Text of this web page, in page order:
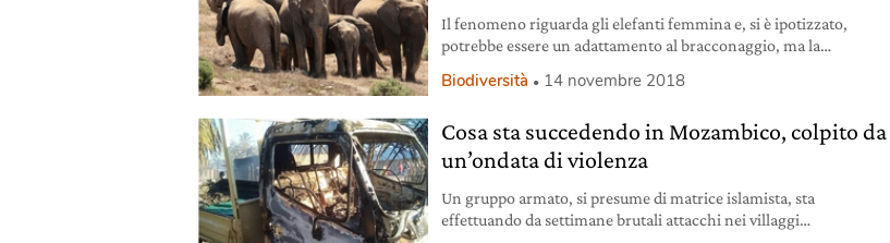
Il fenomeno riguarda gli elefanti femmina e, si è ipotizzato,
potrebbe essere un adattamento al bracconaggio, ma la
Biodiversità 14 novembre 2018
Cosa sta succedendo in Mozambico, colpito da
un’ondata di violenza
Un gruppo armato, si presume di matrice islamista, sta
effettuando da settimane brutali attacchi nei villaggi